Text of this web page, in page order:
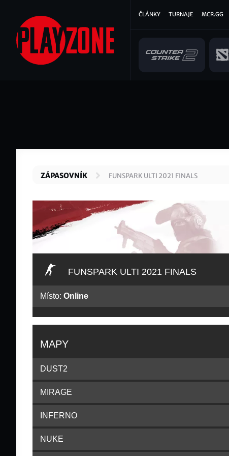
hlavnímu
obsahu
Hlavní
ČLÁNKY TURNAJE MCR.GG
ZÁPASOVNÍK FUNSPARK ULTI 2021 FINALS
FUNSPARK ULTI 2021 FINALS
Místo: Online
MAPY
DUST2
MIRAGE
INFERNO
NUKE